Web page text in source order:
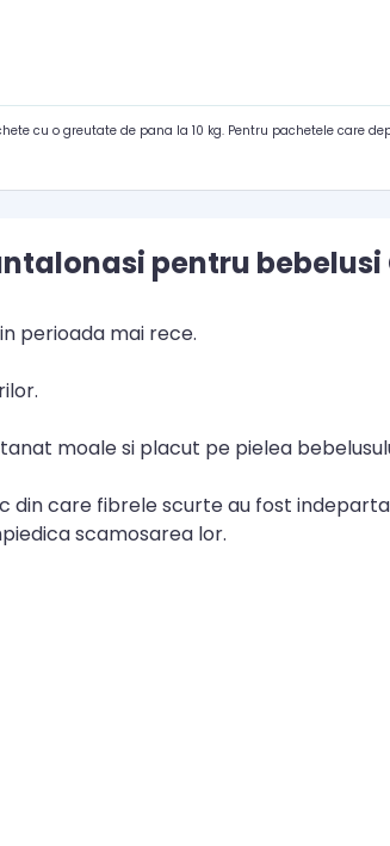
cu o greutate de pana la 10 kg. Pentru pachetele care
pentru bebelusi
perioada mai rece.
moale si placut pe pielea
din care fibrele scurte au fost
scamosarea lor.